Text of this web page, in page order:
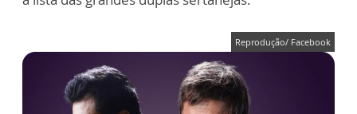
Reprodução/ Facebook